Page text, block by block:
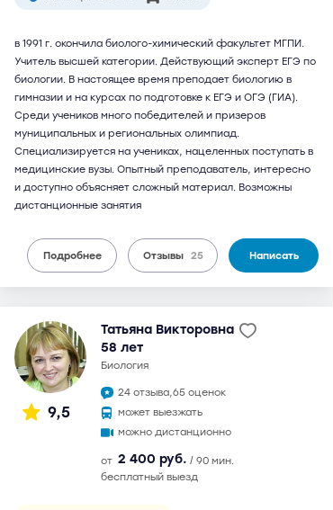
в 1991 г. окончила биолого-химический факультет МГПИ.
Учитель высшей категории. Действующий эксперт ЕГЭ по
биологии. В настоящее время преподает биологию в
гимназии и на курсах по подготовке к ЕГЭ и ОГЭ (ГИА).
Среди учеников много победителей и призеров
муниципальных и региональных олимпиад.
Специализируется на учениках, нацеленных поступать в
медицинские вузы. Опытный преподаватель, интересно
и доступно объясняет сложный материал. Возможны
дистанционные занятия
Подробнее Отзывы 25 Написать
9,5
Татьяна Викторовна
58 лет
биология
24 отзыва,65 оценок
может выезжать
можно дистанционно
от 2 400 руб. / 90 мин.
бесплатный выезд